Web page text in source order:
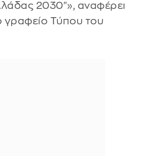
2030"», αναφέρει
γραφείο Τύπου του